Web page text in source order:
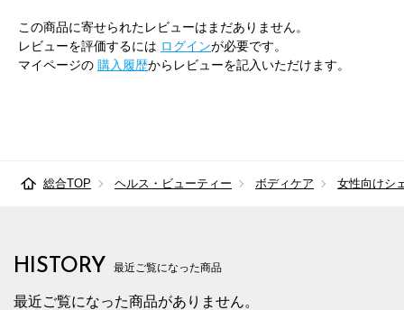
この商品に寄せられたレビューはまだありません。
レビューを評価するには ログインが必要です。
マイページの 購入履歴からレビューを記入いただけます。
総合TOP ヘルス・ビューティー ボディケア 女性向けシ
HISTORY 最近ご覧になった商品
最近ご覧になった商品がありません。